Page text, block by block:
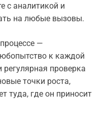
с аналитикой и
на любые вызовы.
—
к каждой
проверка
точки роста,
туда, где он приносит